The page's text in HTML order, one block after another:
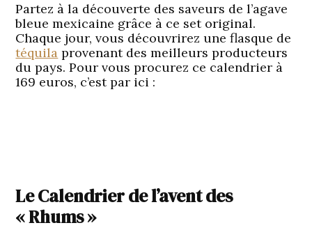
Partez à la découverte des saveurs de l’agave
bleue mexicaine grâce à ce set original.
Chaque jour, vous découvrirez une flasque de
téquila provenant des meilleurs producteurs
du pays. Pour vous procurez ce calendrier à
169 euros, c’est par ici :
Le Calendrier de l’avent des
« Rhums »